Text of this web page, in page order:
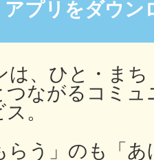
アプリをダウン
は、ひと・ま
つながるコミュ
。
らう」のも「
シモキ
多度津